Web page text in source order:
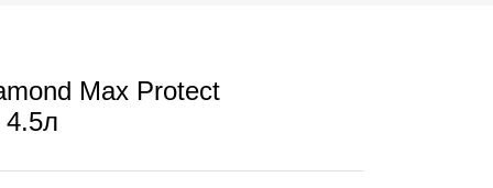
Max Protect
4.5л